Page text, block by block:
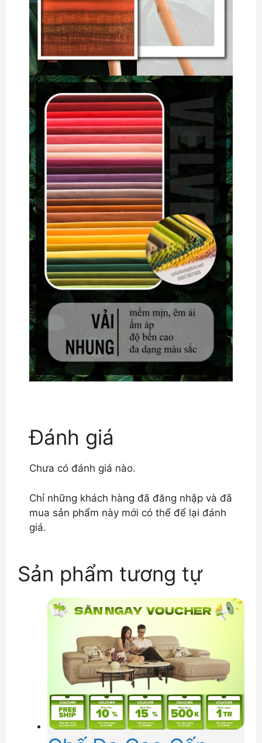
Đánh giá
Chưa có đánh giá nào.
Chỉ những khách hàng đã đăng nhập và đã
mua sản phẩm này mới có thể để lại đánh
giá.
Sản phẩm tương tự